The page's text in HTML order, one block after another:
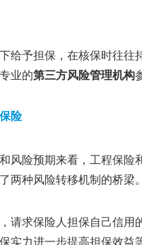
给予担保，在核保时往往
业的第三方风险管理机构
险
风险预期来看，工程保
两种风险转移机制的桥梁。
请求保险人担保自己信
实力进一步提高担保效益